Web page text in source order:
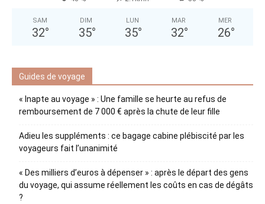
SAM
32°
DIM
35°
LUN
35°
MAR
32°
MER
26°
Guides de voyage
« Inapte au voyage » : Une famille se heurte au refus de
remboursement de 7 000 € après la chute de leur fille
Adieu les suppléments : ce bagage cabine plébiscité par les
voyageurs fait l’unanimité
« Des milliers d’euros à dépenser » : après le départ des gens
du voyage, qui assume réellement les coûts en cas de dégâts
?